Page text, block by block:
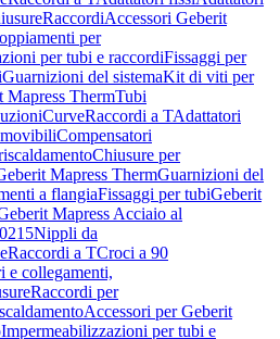
RaccordiAccessori Geberit
per
per tubi e raccordiFissaggi per
Guarnizioni del sistemaKit di viti per
Mapress ThermTubi
CurveRaccordi a TAdattatori
Compensatori
Chiusure per
Mapress ThermGuarnizioni del
a flangiaFissaggi per tubiGeberit
Mapress Acciaio al
Nippli da
Raccordi a TCroci a 90
e collegamenti,
Raccordi per
Accessori per Geberit
Impermeabilizzazioni per tubi e